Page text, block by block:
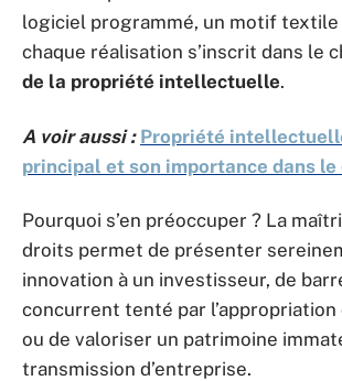
logiciel programmé, un motif textile
chaque réalisation s’inscrit dans le
de la propriété intellectuelle.
A voir aussi : Propriété
principal et son importance dans
Pourquoi s’en préoccuper ? La
droits permet de présenter
innovation à un investisseur, de
concurrent tenté par l’appropriation
ou de valoriser un patrimoine
transmission d’entreprise.